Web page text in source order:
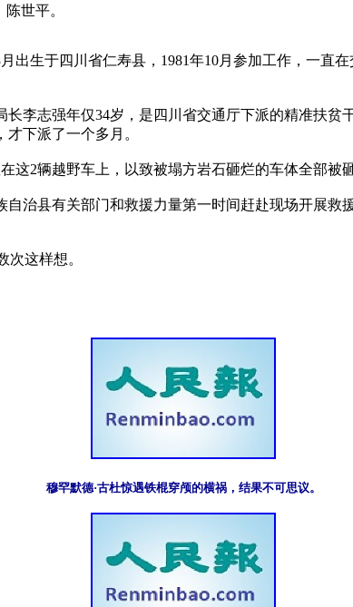
世平。
出生于四川省仁寿县，1981年10月参加工作，一直
李志强年仅34岁，是四川省交通厅下派的精准扶贫
下派了一个多月。
这2辆越野车上，以致被塌方岩石砸烂的车体全部被砸
治县有关部门和救援力量第一时间赶赴现场开展救
这样想。
穆罕默德·古杜惊遇铁棍穿颅的横祸，结果不可思议。